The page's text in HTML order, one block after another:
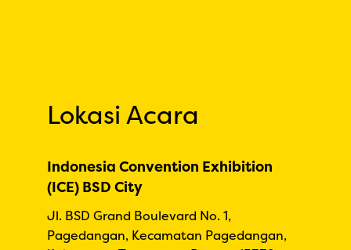
Lokasi Acara
Indonesia Convention Exhibition
(ICE) BSD City
Jl. BSD Grand Boulevard No. 1,
Pagedangan, Kecamatan Pagedangan,